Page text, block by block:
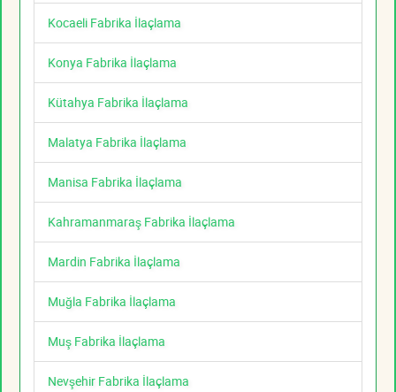
Kocaeli Fabrika İlaçlama
Konya Fabrika İlaçlama
Kütahya Fabrika İlaçlama
Malatya Fabrika İlaçlama
Manisa Fabrika İlaçlama
Kahramanmaraş Fabrika İlaçlama
Mardin Fabrika İlaçlama
Muğla Fabrika İlaçlama
Muş Fabrika İlaçlama
Nevşehir Fabrika İlaçlama